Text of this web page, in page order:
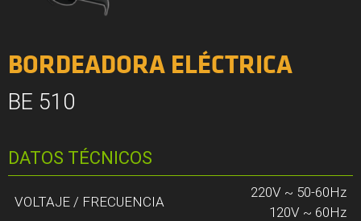
BORDEADORA ELÉCTRICA
BE 510
DATOS TÉCNICOS
VOLTAJE / FRECUENCIA
220V ~ 50-60Hz
120V ~ 60Hz